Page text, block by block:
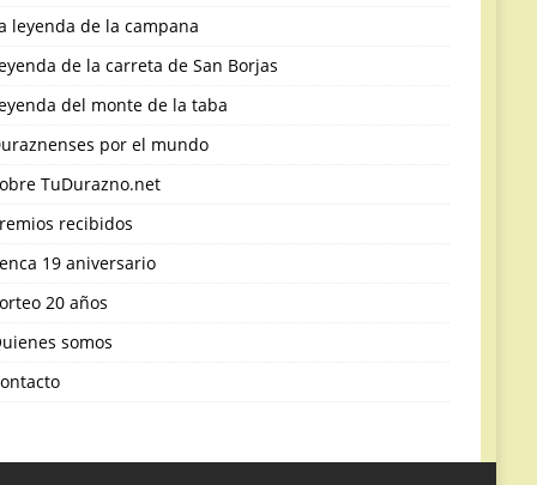
leyenda de la campana
de la carreta de San Borjas
del monte de la taba
por el mundo
TuDurazno.net
recibidos
19 aniversario
20 años
somos